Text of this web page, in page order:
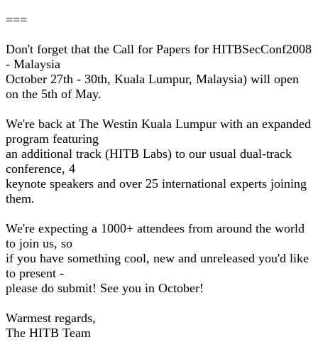
===
Don't forget that the Call for Papers for HITBSecConf2008
- Malaysia
October 27th - 30th, Kuala Lumpur, Malaysia) will open
on the 5th of May.
We're back at The Westin Kuala Lumpur with an expanded
program featuring
an additional track (HITB Labs) to our usual dual-track
conference, 4
keynote speakers and over 25 international experts joining
them.
We're expecting a 1000+ attendees from around the world
to join us, so
if you have something cool, new and unreleased you'd like
to present -
please do submit! See you in October!
Warmest regards,
The HITB Team